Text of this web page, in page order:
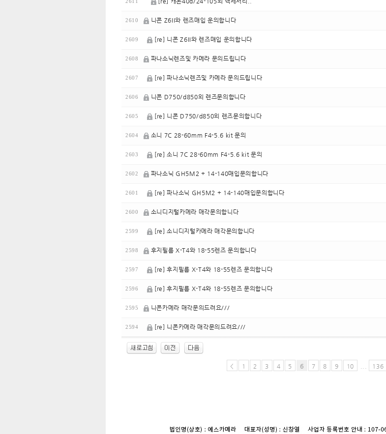
2611
2610 니콘 Z6II와 렌즈매입 운의합니다
2609 [re] 니콘 Z6II와 렌즈매입 운의합니다
2608 파나소닉렌즈및 카메라 문의드립니다
2607 [re] 파나소닉렌즈및 카메라 문의드립니다
2606 니콘 D750/d850외 렌즈문의합니다
2605 [re] 니콘 D750/d850외 렌즈문의합니다
2604 소니 7C 28-60mm F4-5.6 kit 문의
2603 [re] 소니 7C 28-60mm F4-5.6 kit 문의
2602 파나소닉 GH5M2 + 14-140매입문의합니다
2601 [re] 파나소닉 GH5M2 + 14-140매입문의합니다
2600 소니디지털카메라 매각문의합니다
2599 [re] 소니디지털카메라 매각문의합니다
2598 후지필름 X-T4와 18-55렌즈 문의합니다
2597 [re] 후지필름 X-T4와 18-55렌즈 문의합니다
2596 [re] 후지필름 X-T4와 18-55렌즈 문의합니다
2595 니콘카메라 매각문의드려요///
2594 [re] 니콘카메라 매각문의드려요///
< 1 2 3 4 5 6 7 8 9 10 136